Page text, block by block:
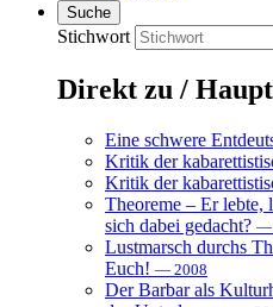
Suche
Stichwort
Direkt zu /
Eine schwere
Kritik der
Kritik der
Theoreme – Er lebte,
sich dabei gedacht? —
Lustmarsch durchs
Euch! — 2008
Der Barbar als